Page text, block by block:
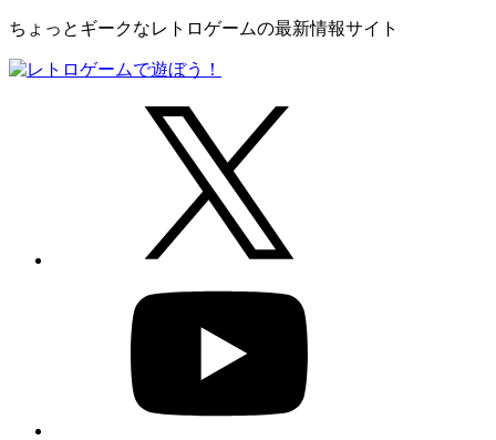
ちょっとギークなレトロゲームの最新情報サイト